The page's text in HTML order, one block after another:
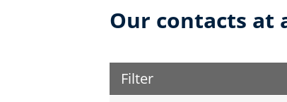
Our contacts at
Filter